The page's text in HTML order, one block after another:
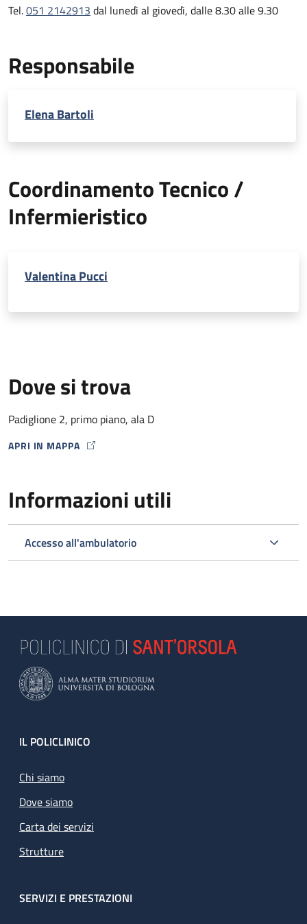
Tel.051 2142913 dal lunedì al giovedì, dalle 8.30 alle 9.30
Responsabile
Elena Bartoli
Coordinamento Tecnico /
Infermieristico
Valentina Pucci
Dove si trova
Padiglione 2, primo piano, ala D
APRI IN MAPPA
MAP ICON
Informazioni utili
Accesso all'ambulatorio
Footer
IL POLICLINICO
Chi siamo
Dove siamo
Carta dei servizi
Strutture
SERVIZI E PRESTAZIONI